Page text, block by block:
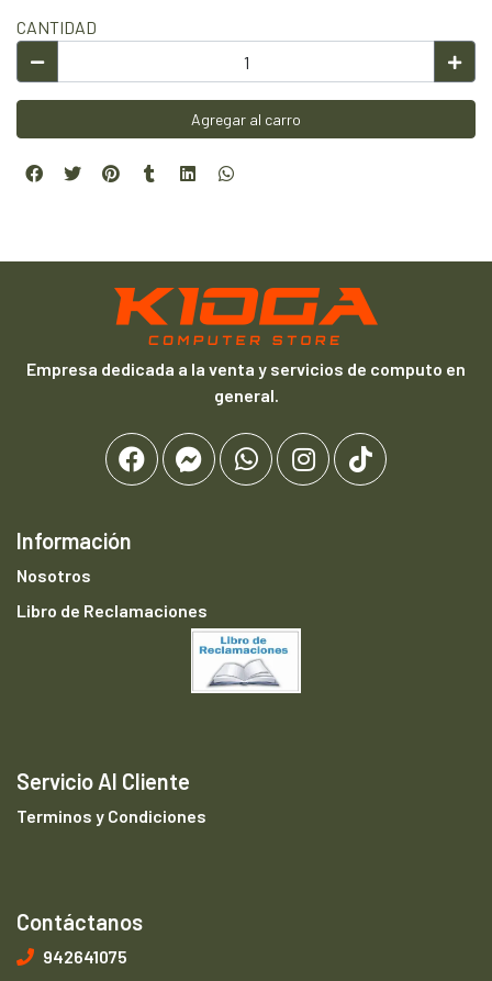
CANTIDAD
Agregar al carro
Empresa dedicada a la venta y servicios de computo en
general.
Información
Nosotros
Libro de Reclamaciones
Servicio Al Cliente
Terminos y Condiciones
Contáctanos
942641075